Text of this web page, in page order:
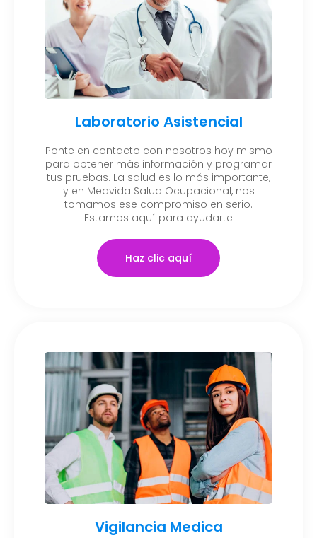
Laboratorio Asistencial
Ponte en contacto con nosotros hoy mismo
para obtener más información y programar
tus pruebas. La salud es lo más importante,
y en Medvida Salud Ocupacional, nos
tomamos ese compromiso en serio.
¡Estamos aquí para ayudarte!
Haz clic aquí
Vigilancia Medica